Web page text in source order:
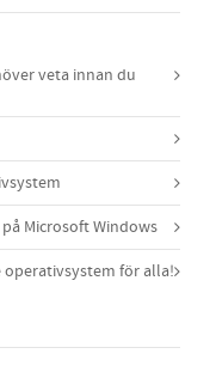
veta innan du
Microsoft Windows
operativsystem för alla!